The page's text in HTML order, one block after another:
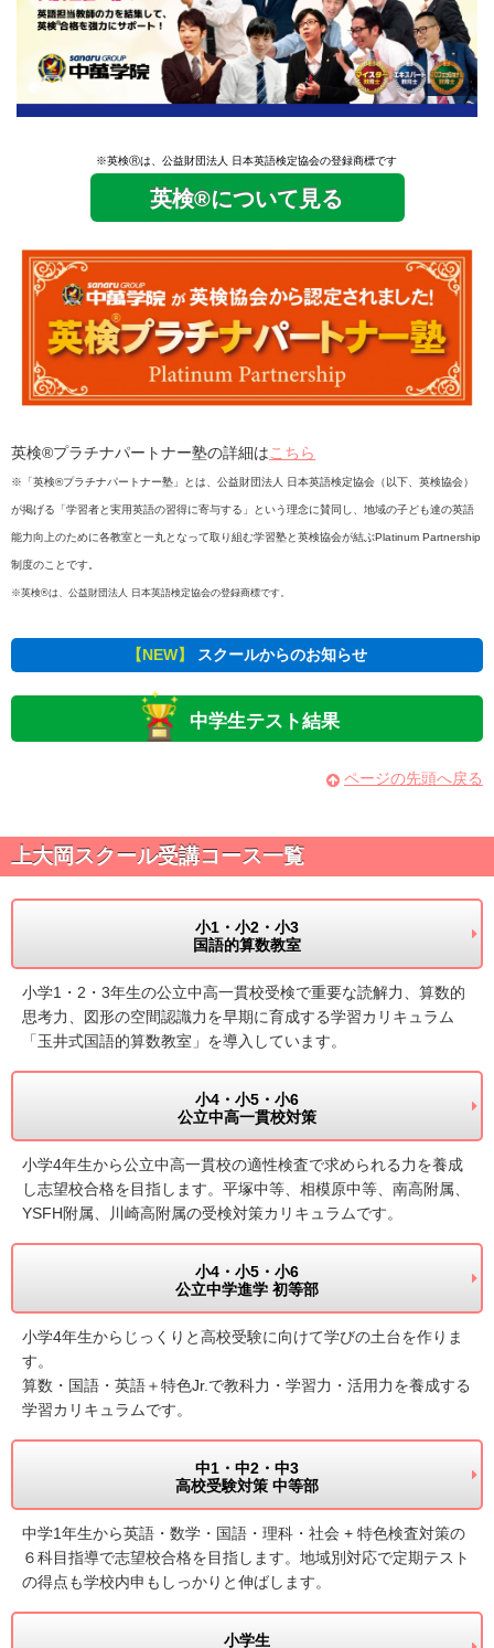
※英検Ⓡは、公益財団法人 日本英語検定協会の登録商標です
英検®について見る
英検®プラチナパートナー塾の詳細はこちら
※「英検®プラチナパートナー塾」とは、公益財団法人 日本英語検定協会（以下、英検協会）
が掲げる「学習者と実用英語の習得に寄与する」という理念に賛同し、地域の子ども達の英語
能力向上のために各教室と一丸となって取り組む学習塾と英検協会が結ぶPlatinum Partnership
制度のことです。
※英検®は、公益財団法人 日本英語検定協会の登録商標です。
【NEW】 スクールからのお知らせ
中学生テスト結果
ページの先頭へ戻る
上大岡スクール受講コース一覧
小1・小2・小3
国語的算数教室
小学1・2・3年生の公立中高一貫校受検で重要な読解力、算数的
思考力、図形の空間認識力を早期に育成する学習カリキュラム
「玉井式国語的算数教室」を導入しています。
小4・小5・小6
公立中高一貫校対策
小学4年生から公立中高一貫校の適性検査で求められる力を養成
し志望校合格を目指します。平塚中等、相模原中等、南高附属、
YSFH附属、川崎高附属の受検対策カリキュラムです。
小4・小5・小6
公立中学進学 初等部
小学4年生からじっくりと高校受験に向けて学びの土台を作りま
す。
算数・国語・英語＋特色Jr.で教科力・学習力・活用力を養成する
学習カリキュラムです。
中1・中2・中3
高校受験対策 中等部
中学1年生から英語・数学・国語・理科・社会 + 特色検査対策の
６科目指導で志望校合格を目指します。地域別対応で定期テスト
の得点も学校内申もしっかりと伸ばします。
小学生